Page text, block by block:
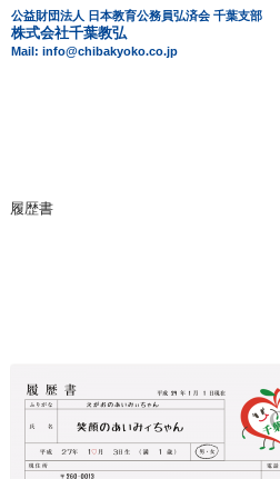
公益財団法人 日本教育公務員弘済会 千葉支部
株式会社千葉教弘
Mail: info@chibakyoko.co.jp
履歴書